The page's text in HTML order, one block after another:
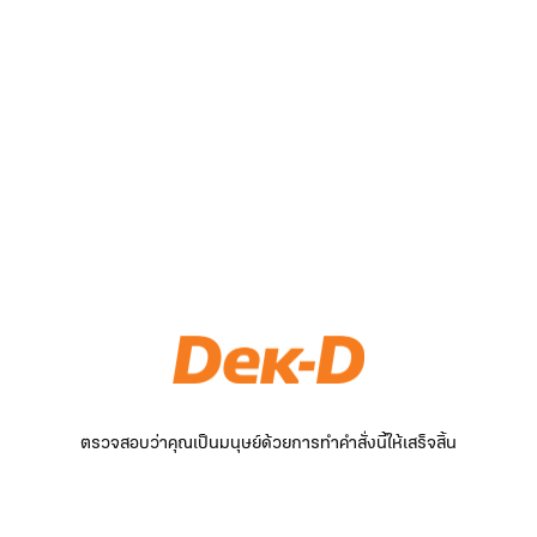
ตรวจสอบว่าคุณเป็นมนุษย์ด้วยการทำคำสั่งนี้ให้เสร็จสิ้น